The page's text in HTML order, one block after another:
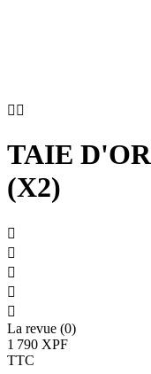
 
TAIE
(X2)





La revue (0)
1 790 XPF
TTC